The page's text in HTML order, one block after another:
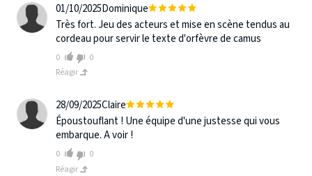
01/10/2025Dominique
Très fort. Jeu des acteurs et mise en scène tendus au
cordeau pour servir le texte d'orfèvre de camus
0
0
Réagir
28/09/2025Claire
Époustouflant ! Une équipe d'une justesse qui vous
embarque. A voir !
0
0
Réagir